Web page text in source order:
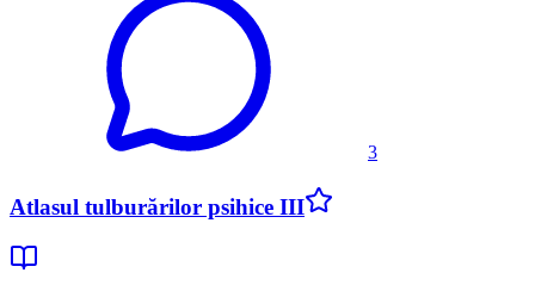
3
Atlasul tulburărilor psihice III